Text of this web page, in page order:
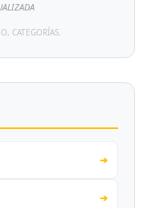
CATEGORÍAS.
➔
➔